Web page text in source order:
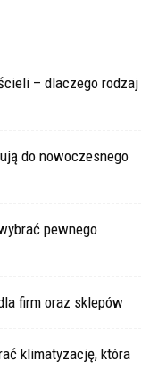
– dlaczego rodzaj
do nowoczesnego
pewnego
firm oraz sklepów
klimatyzację, która